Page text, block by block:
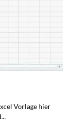
Vorlage hier